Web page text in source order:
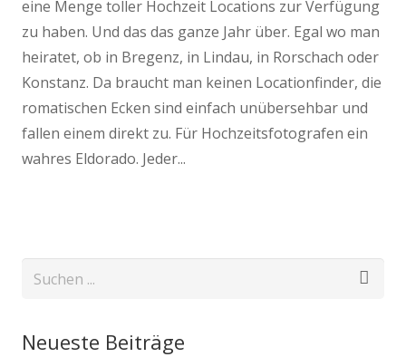
eine Menge toller Hochzeit Locations zur Verfügung
zu haben. Und das das ganze Jahr über. Egal wo man
heiratet, ob in Bregenz, in Lindau, in Rorschach oder
Konstanz. Da braucht man keinen Locationfinder, die
romatischen Ecken sind einfach unübersehbar und
fallen einem direkt zu. Für Hochzeitsfotografen ein
wahres Eldorado. Jeder...
Neueste Beiträge